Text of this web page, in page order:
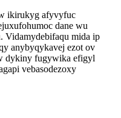
ikirukyg afyvyfuc
dane wu
Vidamydebifaqu mida ip
anybyqykavej ezot ov
dykiny fugywika efigyl
vebasodezoxy